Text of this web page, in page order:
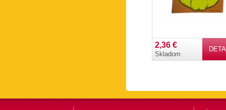
2,36 €
Skladom